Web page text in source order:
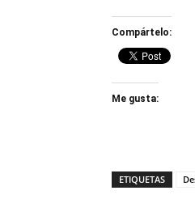
Compártelo:
Me gusta:
ETIQUETAS